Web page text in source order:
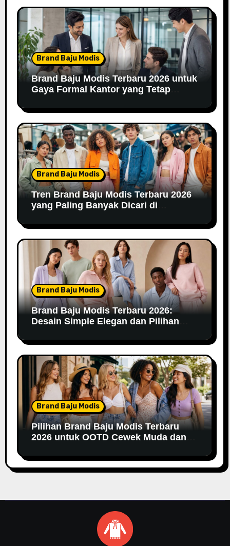
Brand Baju Modis
Brand Baju Modis Terbaru 2026 untuk
Gaya Formal Kantor yang Tetap
Brand Baju Modis
Tren Brand Baju Modis Terbaru 2026
yang Paling Banyak Dicari di
Brand Baju Modis
Brand Baju Modis Terbaru 2026:
Desain Simple Elegan dan Pilihan
Brand Baju Modis
Pilihan Brand Baju Modis Terbaru
2026 untuk OOTD Cewek Muda dan